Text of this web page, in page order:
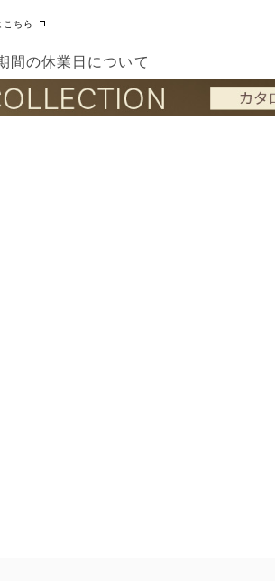
ちら
間の休業日について